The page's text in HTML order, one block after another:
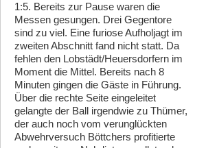
1:5. Bereits zur Pause waren die
Messen gesungen. Drei Gegentore
sind zu viel. Eine furiose Aufholjagt im
zweiten Abschnitt fand nicht statt. Da
fehlen den Lobstädt/Heuersdorfern im
Moment die Mittel. Bereits nach 8
Minuten gingen die Gäste in Führung.
Über die rechte Seite eingeleitet
gelangte der Ball irgendwie zu Thümer,
der auch noch vom verunglückten
Abwehrversuch Böttchers profitierte